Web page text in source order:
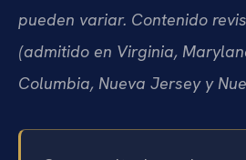
pueden variar. Contenido
(admitido en Virginia,
Columbia, Nueva Jersey y